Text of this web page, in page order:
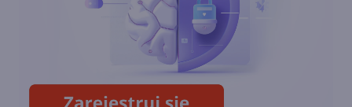
Microsoft Face Check -
weryfikacja twarzy już
dostępna dla firm